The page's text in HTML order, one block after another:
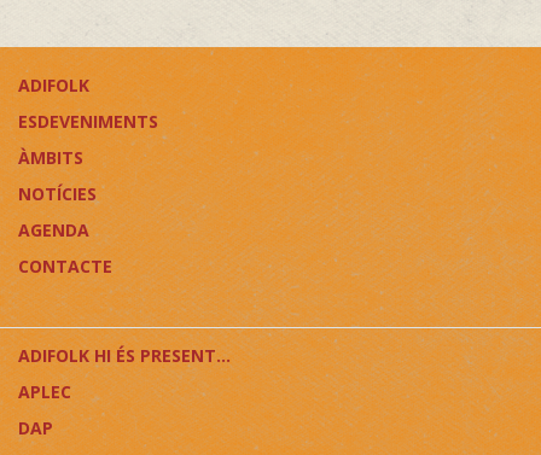
ADIFOLK
ESDEVENIMENTS
ÀMBITS
NOTÍCIES
AGENDA
CONTACTE
ADIFOLK HI ÉS PRESENT...
APLEC
DAP